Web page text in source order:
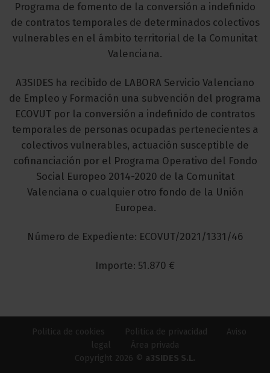
Programa de fomento de la conversión a indefinido
de contratos temporales de determinados colectivos
vulnerables en el ámbito territorial de la Comunitat
Valenciana.
A3SIDES ha recibido de LABORA Servicio Valenciano
de Empleo y Formación una subvención del programa
ECOVUT por la conversión a indefinido de contratos
temporales de personas ocupadas pertenecientes a
colectivos vulnerables, actuación susceptible de
cofinanciación por el Programa Operativo del Fondo
Social Europeo 2014-2020 de la Comunitat
Valenciana o cualquier otro fondo de la Unión
Europea.
Número de Expediente: ECOVUT/2021/1331/46
Importe: 51.870 €
Copyright 2026 © a3SIDES S.L.
Politica de cookies Politica de privacidad
Aviso
legal
Área privada